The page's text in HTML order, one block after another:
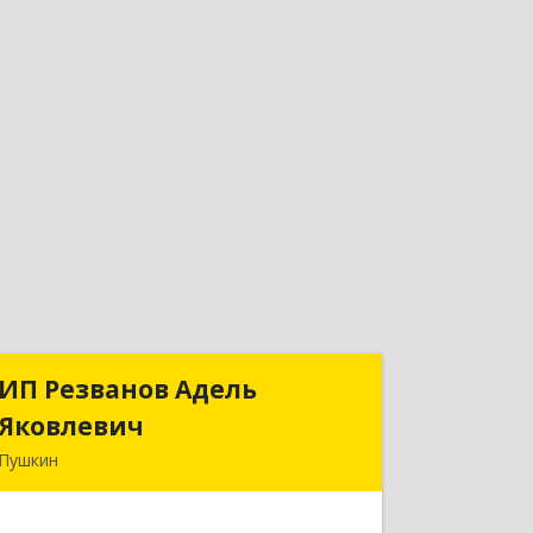
ИП Резванов Адель
Пушкин
ИП Резванов Адель